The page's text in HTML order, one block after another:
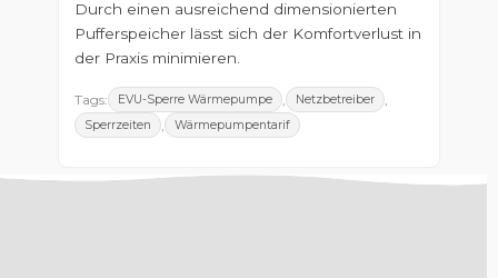
Durch einen ausreichend dimensionierten
Pufferspeicher lässt sich der Komfortverlust in
der Praxis minimieren.
Tags: EVU-Sperre Wärmepumpe , Netzbetreiber ,
Sperrzeiten , Wärmepumpentarif